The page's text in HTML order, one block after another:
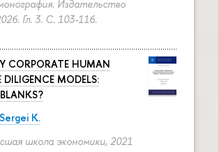
Издательство
Гл. 3. С. 103-116.
CORPORATE HUMAN
DILIGENCE MODELS:
Sergei K.
школа экономики, 2021